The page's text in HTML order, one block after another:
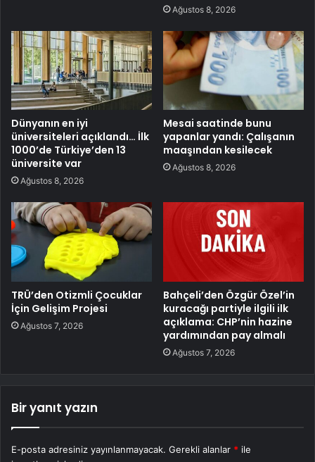
Ağustos 8, 2026
Dünyanın en iyi
üniversiteleri açıklandı… İlk
1000’de Türkiye’den 13
üniversite var
Ağustos 8, 2026
Mesai saatinde bunu
yapanlar yandı: Çalışanın
maaşından kesilecek
Ağustos 8, 2026
TRÜ’den Otizmli Çocuklar
İçin Gelişim Projesi
Ağustos 7, 2026
Bahçeli’den Özgür Özel’in
kuracağı partiyle ilgili ilk
açıklama: CHP’nin hazine
yardımından pay almalı
Ağustos 7, 2026
Bir yanıt yazın
E-posta adresiniz yayınlanmayacak. Gerekli alanlar * ile